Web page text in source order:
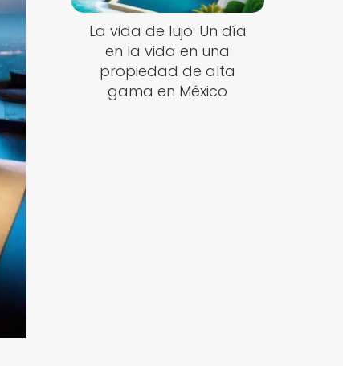
La vida de lujo: Un día
en la vida en una
propiedad de alta
gama en México